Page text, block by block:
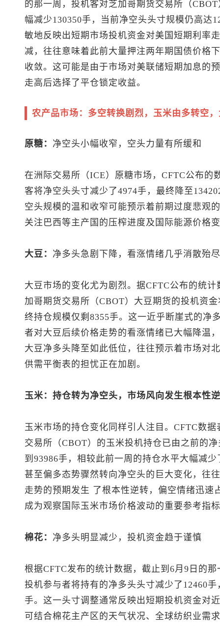
的那一周，投机客对芝加哥期货交易所（
幅减少130350手，当前净空头头寸规模仍高达
敏地反映出短期市场投机资金对美国短期利率
减，往往意味着此前大量押注两年期国债价格
收敛。这可能是由于市场对美联储短期加息的
走高后选择了平仓锁定收益。
农产品市场：多空转换剧烈，玉米由多转空
原糖： 净空头小幅收窄，空头力量有所缓和
在洲际交易所（ICE）原糖市场，CFTC公布的
客将净空头头寸减少了4974手，最终降至
空头规模的温和收窄可能预示着前期过度悲观
关注巴西等主产国的压榨进度及国际能源价格
大豆： 净多头急剧下降，看涨情绪几乎消散殆尽
大豆市场的变化尤为剧烈。据CFTC公布的统
加哥期货交易所（CBOT）大豆期货的投机资
终持仓规模仅剩8355手。这一近乎断崖式的净
者对大豆后续价格走势的看涨情绪已大幅降温
大豆净多头降至如此低位，往往预示着市场对
供需平衡表的担忧正在加剧。
玉米：持仓转为净空头，市场风向发生根本性
玉米市场的持仓变化同样引人注目。CFTC数
交易所（CBOT）的玉米投机持仓已由之前的
到93986手，相较此前一周的持仓水平大幅减
甚至偏多态势骤然转向净空头的巨大变化，往
走势的预期发生 了根本性逆转，偏空情绪迅速
成为观察国际玉米市场价格波动的重要参考指
棉花： 净多头明显减少，投机资金趋于谨慎
根据CFTC发布的统计数据，截止到6月9日的
投机参与者将持有的净多头头寸减少了12460
手。这一头寸调整通常反映出短期投机资金对
可结合棉花主产区的天气状况、全球纺织业需